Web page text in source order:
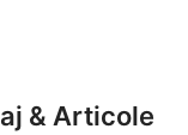
& Articole